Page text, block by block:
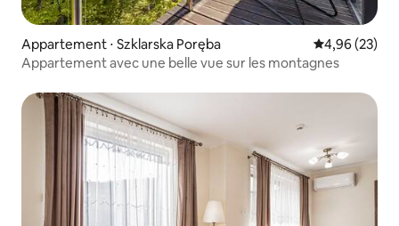
Appartement ⋅ Szklarska Poręba Évaluation
4,96 (23)
Appartement avec une belle vue sur les montagnes